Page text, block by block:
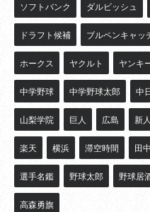
ソフトバンク ダルビッシュ
ドラフト候補 ブルペンキャッ
ホークス ヤクルト ヤンキ
中学野球 中学野球太郎 中日
山梨学院 巨人 広島 新
楽天 横浜 滞空時間 田
選手名鑑 野球太郎 野球居
高森勇旗